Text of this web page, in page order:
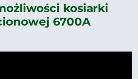
kosiarki
6700A